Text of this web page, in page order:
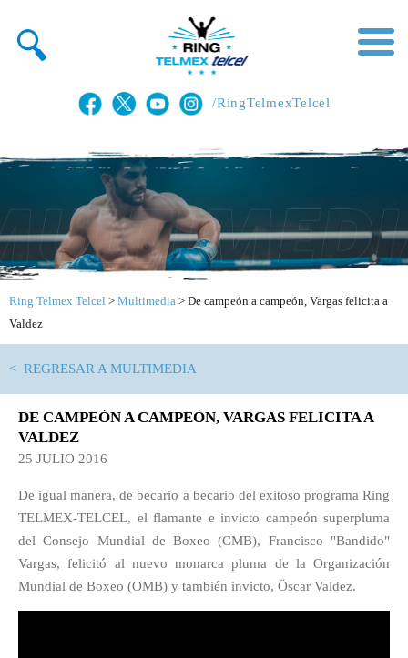
/RingTelmexTelcel
Ring Telmex Telcel > Multimedia > De campeón a campeón, Vargas felicita a
Valdez
< REGRESAR A MULTIMEDIA
DE CAMPEÓN A CAMPEÓN, VARGAS FELICITA A
VALDEZ
25 JULIO 2016
De igual manera, de becario a becario del exitoso programa Ring
TELMEX-TELCEL, el flamante e invicto campeón superpluma
del Consejo Mundial de Boxeo (CMB), Francisco "Bandido"
Vargas, felicitó al nuevo monarca pluma de la Organización
Mundial de Boxeo (OMB) y también invicto, Öscar Valdez.